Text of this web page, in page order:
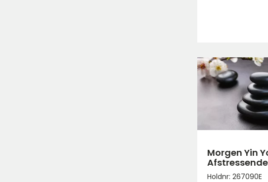
Morgen Yin
Afstressende
Holdnr: 267090E